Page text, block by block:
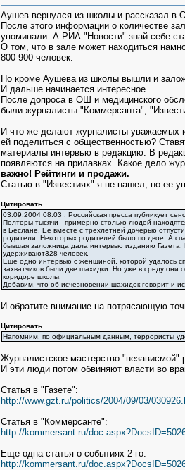
Аушев вернулся из школы и рассказал в
После этого информации о количестве
упоминали. А РИА "Новости" знай себе
О том, что в зале может находиться
800-900 человек.
Но кроме Аушева из школы вышли и
И дальше начинается интересное.
После допроса в ОШ и медицинского
были журналисты "Коммерсанта",
И что же делают журналисты
ей поделиться с общественностью?
материалы интервью в редакцию. В
появляются на прилавках. Какое дело
важно! Рейтинги и продажи.
Статью в "Известиях" я не нашел, но ее
Цитировать
03.09.2004 08:03 : Российская пресса публикует
Полторы тысячи - примерно столько людей
в Беслане. Ее вместе с трехлетней дочерью
родители. Некоторых родителей было по двое. А
бывшая заложница дала интервью изданию
удерживают328 человек.
Еще одно интервью с женщиной, которой удалось
захватчиков были две шахидки. Но уже в среду они
коридоре школы.
Добавим, что об исчезновении шахидок говорит и
И обратите внимание на потрясающую
Цитировать
Напомним, по официальным данным, террористы
Журналистское мастерство
И эти люди потом обвиняют власти во
Статья в "Газете":
http://www.gzt.ru/politics/2004/09/03/
Статья в "Коммерсанте":
http://kommersant.ru/
Еще одна статья о событиях 2-го:
http://kommersant.ru/